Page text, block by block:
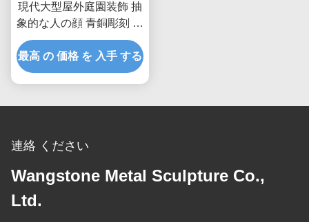
現代大型屋外庭園装飾 抽
象的な人の顔 青銅彫刻 古
代金属美術像 景観公園の
庭園装飾
最高 の 価格 を 入手 する
連絡 ください
Wangstone Metal Sculpture Co.,
Ltd.